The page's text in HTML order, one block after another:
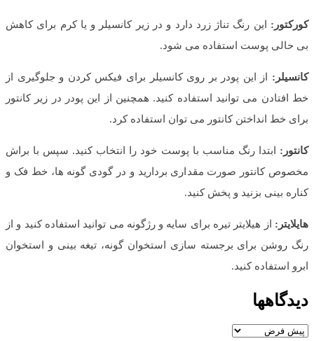
کورکتور: این رنگ تناژ زرد دارد و در زیر کانسیلر و یا کرم برای کاهش
بی حالی پوست استفاده می شود.
کانسیلر:
از این پودر بر روی کانسیلر برای فیکس کردن و جلوگیری از
خط افتادن می توانید استفاده کنید. همچنین از این پودر در زیر کانتور
برای خط انداختن کانتور می توان استفاده کرد.
کانتور: ابتدا رنگ مناسب با پوست خود را انتخاب کنید. سپس با براش
مخصوص کانتور صورت مقداری بردارید و در گودی گونه ها، خط فک و
کناره بینی بزنید و پخش کنید.
هایلایتر: از هیلایتر تیره برای سایه و رژگونه می توانید استفاده کنید و از
رنگ روشن برای برجسته سازی استخوان گونه، تیغه بینی و استخوان
ابرو استفاده کنید.
دیدگاهها